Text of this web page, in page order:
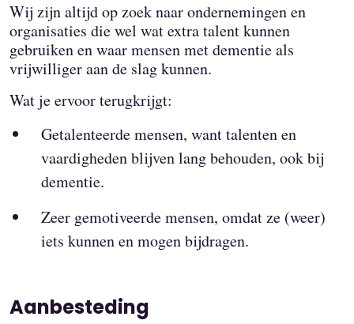
Wij zijn altijd op zoek naar ondernemingen en
organisaties die wel wat extra talent kunnen
gebruiken en waar mensen met dementie als
vrijwilliger aan de slag kunnen.
Wat je ervoor terugkrijgt:
Getalenteerde mensen, want talenten en
vaardigheden blijven lang behouden, ook bij
dementie.
Zeer gemotiveerde mensen, omdat ze (weer)
iets kunnen en mogen bijdragen.
Aanbesteding